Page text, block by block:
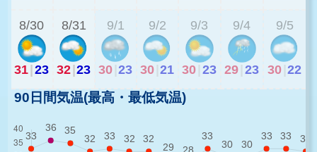
8/30
31|23
8/31
32|23
9/1
30 23
9/2
30 21
9/3
30 23
9/4
29 23
9/5
30 22
90日間気温(最高・最低気温)